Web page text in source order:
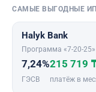
САМЫЕ ВЫГОДНЫЕ
Halyk Bank
Программа «7-20-25»
7,24%
ГЭСВ
215 719
платёж в